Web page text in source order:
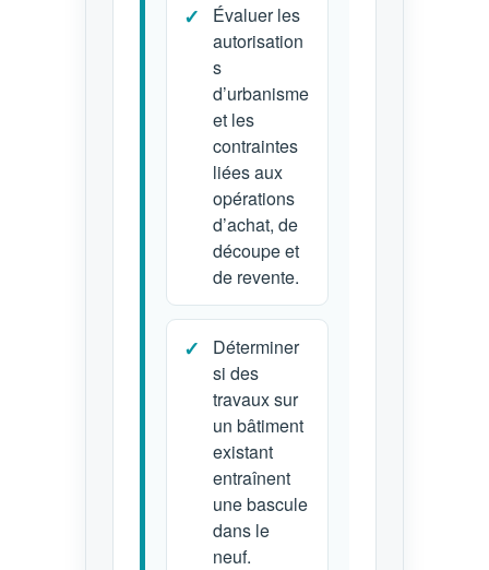
Évaluer les
autorisation
s
d’urbanisme
et les
contraintes
liées aux
opérations
d’achat, de
découpe et
de revente.
Déterminer
si des
travaux sur
un bâtiment
existant
entraînent
une bascule
dans le
neuf.